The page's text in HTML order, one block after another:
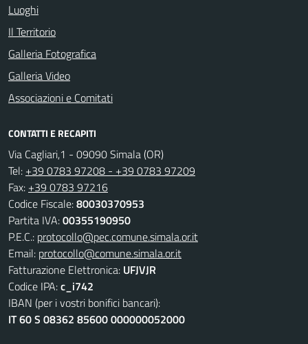
Luoghi
Il Territorio
Galleria Fotografica
Galleria Video
Associazioni e Comitati
CONTATTI E RECAPITI
Via Cagliari,1 - 09090 Simala (OR)
Tel: +39 0783 97208 - +39 0783 97209
Fax: +39 0783 97216
Codice Fiscale:80030370953
Partita IVA:00355190950
P.E.C.: protocollo@pec.comune.simala.or.it
Email: protocollo@comune.simala.or.it
Fatturazione Elettronica: UFJVJR
Codice IPA:c_i742
IBAN (per i vostri bonifici bancari):
IT 60 S 08362 85600 000000052000